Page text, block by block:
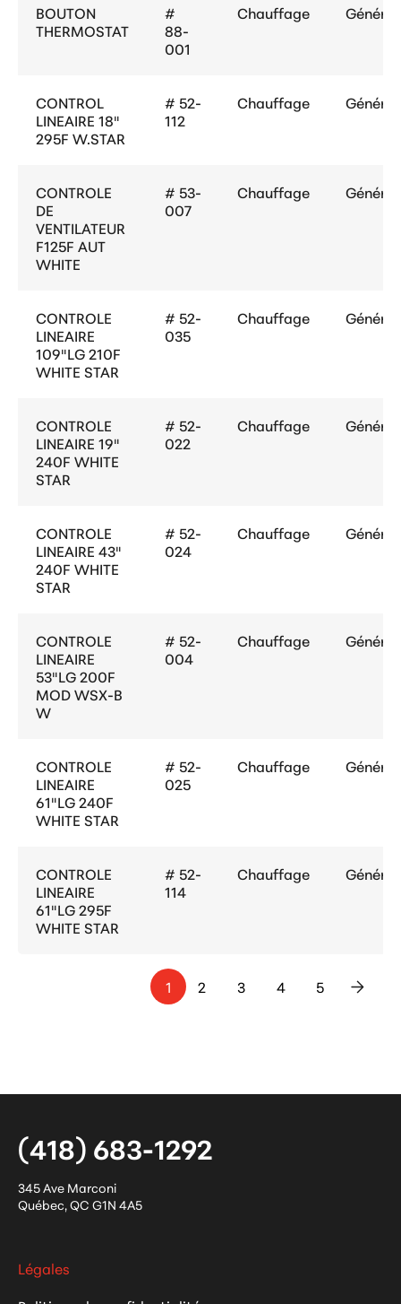
BOUTON
THERMOSTAT
#
88-
001
Chauffage Général
CONTROL
LINEAIRE 18"
295F W.STAR
# 52-
112
Chauffage Général
CONTROLE
DE
VENTILATEUR
F125F AUT
WHITE
# 53-
007
Chauffage Général
CONTROLE
LINEAIRE
109"LG 210F
WHITE STAR
# 52-
035
Chauffage Général
CONTROLE
LINEAIRE 19"
240F WHITE
STAR
# 52-
022
Chauffage Général
CONTROLE
LINEAIRE 43"
240F WHITE
STAR
# 52-
024
Chauffage Général
CONTROLE
LINEAIRE
53"LG 200F
MOD WSX-B
W
# 52-
004
Chauffage Général
CONTROLE
LINEAIRE
61"LG 240F
WHITE STAR
# 52-
025
Chauffage Général
CONTROLE
LINEAIRE
61"LG 295F
WHITE STAR
# 52-
114
Chauffage Général
1 2 3 4 5 >
(418) 683-1292
345 Ave Marconi
Québec,QC G1N 4A5
Légales